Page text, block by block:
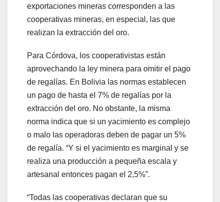
exportaciones mineras corresponden a las
cooperativas mineras, en especial, las que
realizan la extracción del oro.
Para Córdova, los cooperativistas están
aprovechando la ley minera para omitir el pago
de regalías. En Bolivia las normas establecen
un pago de hasta el 7% de regalías por la
extracción del oro. No obstante, la misma
norma indica que si un yacimiento es complejo
o malo las operadoras deben de pagar un 5%
de regalía. “Y si el yacimiento es marginal y se
realiza una producción a pequeña escala y
artesanal entonces pagan el 2,5%”.
“Todas las cooperativas declaran que su